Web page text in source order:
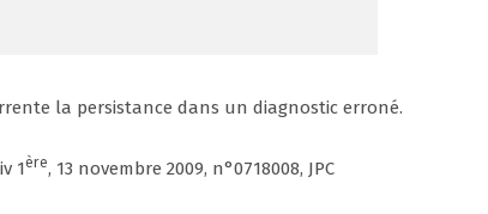
la persistance dans un diagnostic erroné.
1ère, 13 novembre 2009, n°0718008, JPC